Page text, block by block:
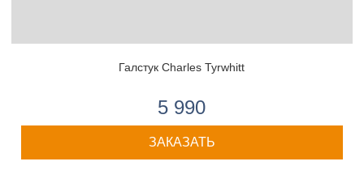
Галстук Charles Tyrwhitt
5 990
ЗАКАЗАТЬ